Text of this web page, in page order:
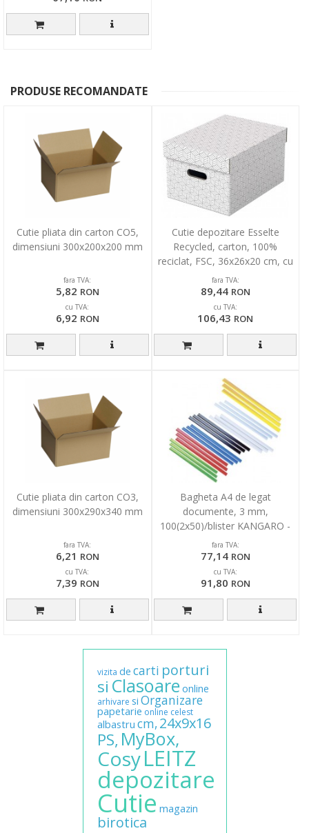
PRODUSE RECOMANDATE
Cutie pliata din carton CO5,
dimensiuni 300x200x200 mm
fara TVA:
5,82 RON
cu TVA:
6,92 RON
Cutie depozitare Esselte
Recycled, carton, 100%
reciclat, FSC, 36x26x20 cm, cu
capac, 3 buc/set, alb
fara TVA:
89,44 RON
cu TVA:
106,43 RON
Cutie pliata din carton CO3,
dimensiuni 300x290x340 mm
fara TVA:
6,21 RON
cu TVA:
7,39 RON
Bagheta A4 de legat
documente, 3 mm,
100(2x50)/blister KANGARO -
rosu
fara TVA:
77,14 RON
cu TVA:
91,80 RON
vizita de carti porturi
si Clasoareonline
arhivare si Organizare
papetarie online celest
albastru cm,24x9x16
PS, MyBox,
CosyLEITZ
depozitare
Cutie magazin
birotica